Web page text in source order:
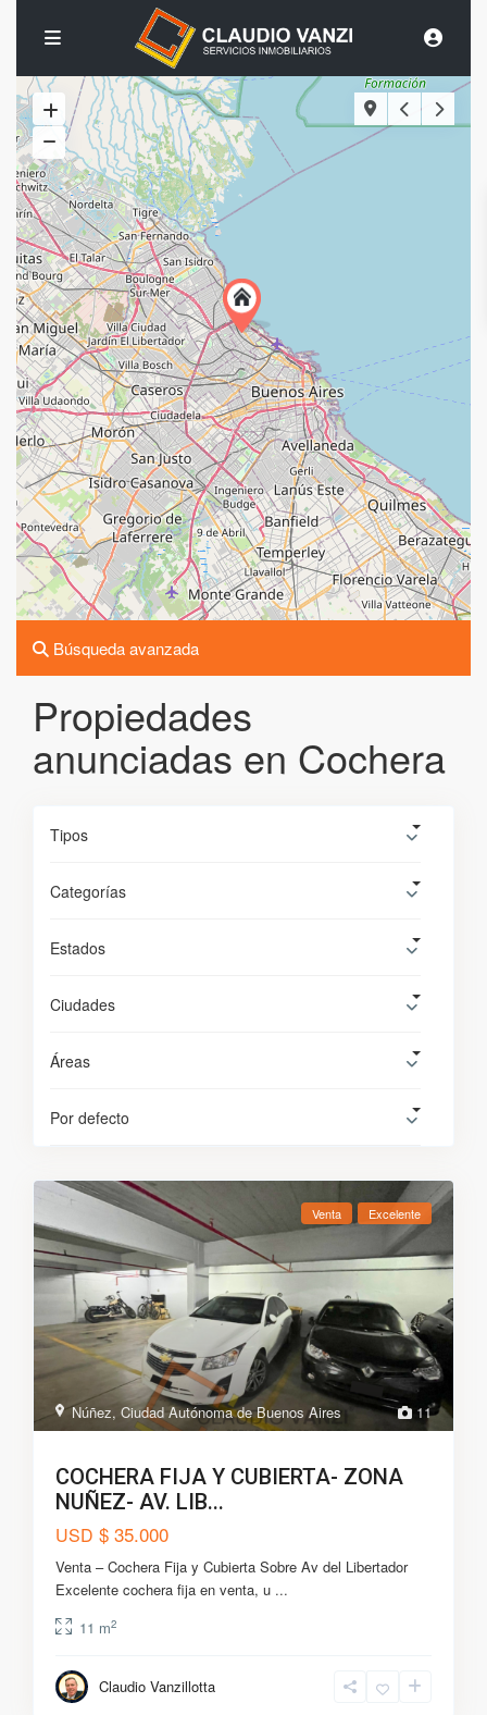
Búsqueda avanzada
Propiedades
anunciadas en Cochera
Tipos
Categorías
Estados
Ciudades
Áreas
Por defecto
11
Núñez,Ciudad Autónoma de Buenos Aires
Venta Excelente
COCHERA FIJA Y CUBIERTA- ZONA
NUÑEZ- AV. LIB...
USD $ 35.000
Venta – Cochera Fija y Cubierta Sobre Av del Libertador
Excelente cochera fija en venta, u ...
11 m2
Claudio Vanzillotta